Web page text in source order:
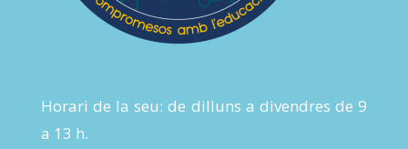
Horari de la seu: de dilluns a divendres de 9
a 13 h.